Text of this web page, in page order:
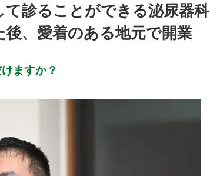
診ることができる泌尿器科
、愛着のある地元で開業
ますか？